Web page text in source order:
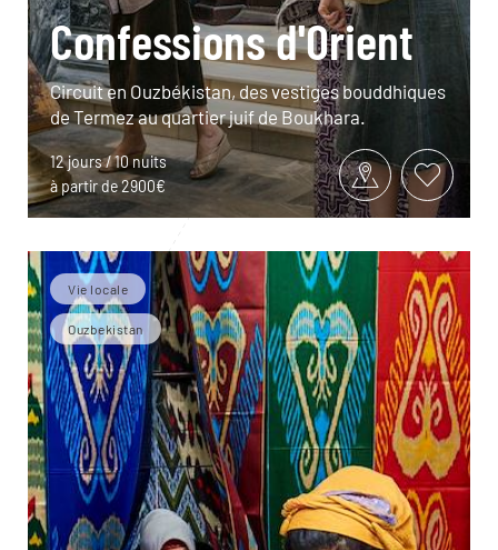
Confessions d'Orient
Circuit en Ouzbékistan, des vestiges bouddhiques
de Termez au quartier juif de Boukhara.
12 jours / 10 nuits
à partir de 2900€
Vie locale
Ouzbekistan